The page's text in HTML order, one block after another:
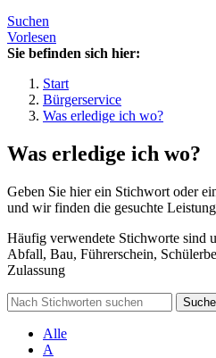
Suchen
Vorlesen
Sie befinden sich hier:
Start
Bürgerservice
Was erledige ich wo?
Was erledige ich wo?
Geben Sie hier ein Stichwort oder
und wir finden die gesuchte
Häufig verwendete Stichworte sind
Abfall, Bau, Führerschein,
Zulassung
Alle
A